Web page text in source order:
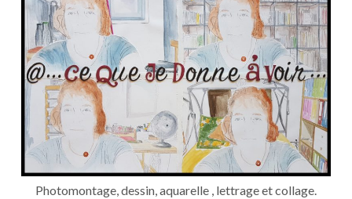
Photomontage, dessin, aquarelle , lettrage et collage.